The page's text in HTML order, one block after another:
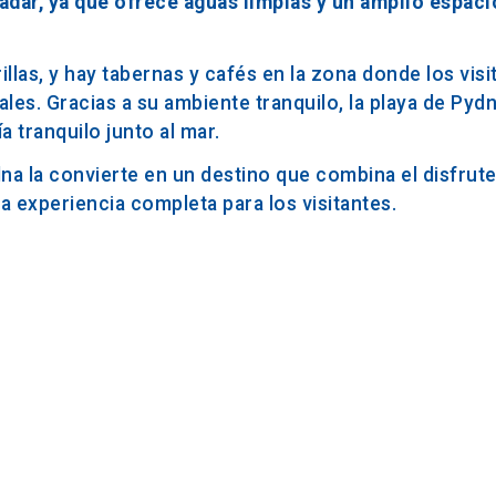
y hay tabernas y cafés en la zona donde los
Gracias a su ambiente tranquilo, la playa de
tranquilo junto al mar.
la convierte en un destino que combina el
experiencia completa para los visitantes.